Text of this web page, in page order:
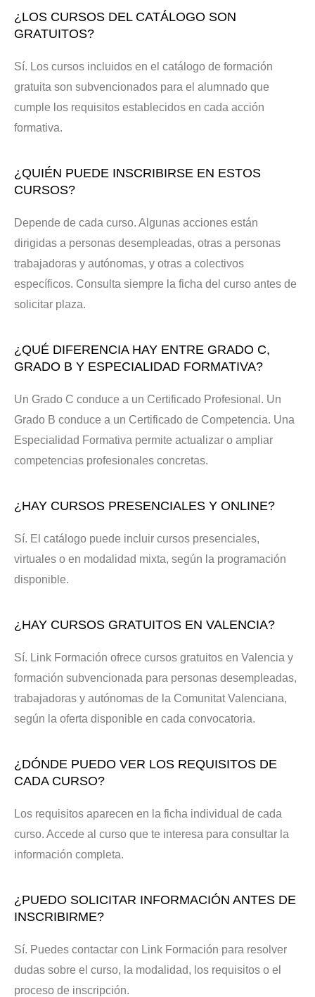
¿LOS CURSOS DEL CATÁLOGO SON
GRATUITOS?
Sí. Los cursos incluidos en el catálogo de formación
gratuita son subvencionados para el alumnado que
cumple los requisitos establecidos en cada acción
formativa.
¿QUIÉN PUEDE INSCRIBIRSE EN ESTOS
CURSOS?
Depende de cada curso. Algunas acciones están
dirigidas a personas desempleadas, otras a personas
trabajadoras y autónomas, y otras a colectivos
específicos. Consulta siempre la ficha del curso antes de
solicitar plaza.
¿QUÉ DIFERENCIA HAY ENTRE GRADO C,
GRADO B Y ESPECIALIDAD FORMATIVA?
Un Grado C conduce a un Certificado Profesional. Un
Grado B conduce a un Certificado de Competencia. Una
Especialidad Formativa permite actualizar o ampliar
competencias profesionales concretas.
¿HAY CURSOS PRESENCIALES Y ONLINE?
Sí. El catálogo puede incluir cursos presenciales,
virtuales o en modalidad mixta, según la programación
disponible.
¿HAY CURSOS GRATUITOS EN VALENCIA?
Sí. Link Formación ofrece cursos gratuitos en Valencia y
formación subvencionada para personas desempleadas,
trabajadoras y autónomas de la Comunitat Valenciana,
según la oferta disponible en cada convocatoria.
¿DÓNDE PUEDO VER LOS REQUISITOS DE
CADA CURSO?
Los requisitos aparecen en la ficha individual de cada
curso. Accede al curso que te interesa para consultar la
información completa.
¿PUEDO SOLICITAR INFORMACIÓN ANTES DE
INSCRIBIRME?
Sí. Puedes contactar con Link Formación para resolver
dudas sobre el curso, la modalidad, los requisitos o el
proceso de inscripción.